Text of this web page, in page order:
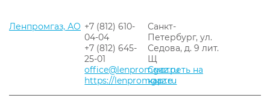
Ленпромгаз, АО +7 (812) 610-
04-04
+7 (812) 645-
25-01
office@lenpromgaz.ru
https://lenpromgaz.ru
Санкт-
Петербург, ул.
Седова, д. 9 лит.
Щ
Смотреть на
карте